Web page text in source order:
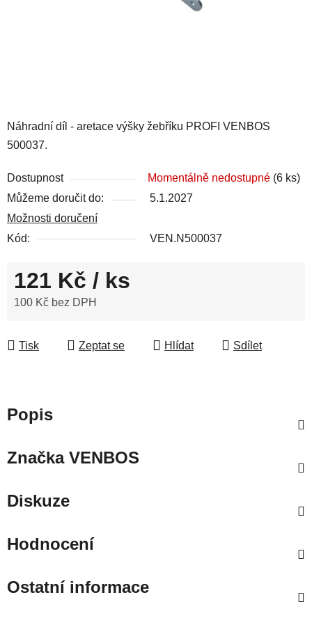
Náhradní díl - aretace výšky žebříku PROFI VENBOS
500037.
Dostupnost Momentálně nedostupné (6 ks)
Můžeme doručit do:
5.1.2027
Možnosti doručení
Kód:
VEN.N500037
121 Kč / ks
100 Kč bez DPH
Tisk
Zeptat se Hlídat Sdílet
Popis
ZnačkaVENBOS
Diskuze
Hodnocení
Ostatní informace